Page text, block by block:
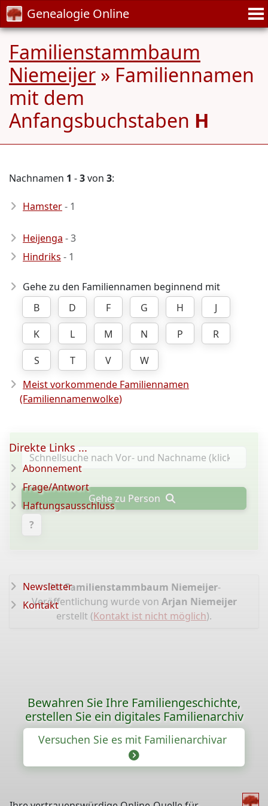
Genealogie Online
Familienstammbaum
Niemeijer » Familiennamen
mit dem
Anfangsbuchstaben H
Nachnamen 1 -3von 3:
Hamster- 1
Heijenga - 3
Hindriks - 1
Gehe zu den Familiennamen beginnend mit
B
D F G H
J
K
L M N P
R
S
T V
W
Meist vorkommende Familiennamen
(Familiennamenwolke)
Gehe zu Person
?
DieFamilienstammbaum Niemeijer-
Veröffentlichung wurde von Arjan Niemeijer
erstellt (Kontakt ist nicht möglich).
Direkte Links ...
Abonnement
Frage/Antwort
Haftungsausschluss
Newsletter
Kontakt
Bewahren Sie Ihre Familiengeschichte,
erstellen Sie ein digitales Familienarchiv
Versuchen Sie es mit Familienarchivar